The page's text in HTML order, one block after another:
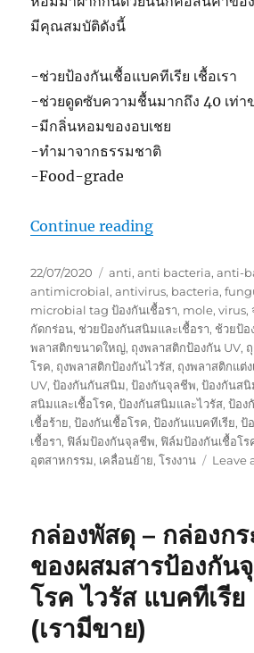
มีคุณสมบัติดังนี้
-ช่วยป้องกันเชื้อแบคทีเรีย เชื้อเรา
-ช่วยดูดซับความชื้นมากถึง 40 เท่า
-มีกลิ่นหอมของอบเชย
-ทำมาจากธรรมชาติ
-Food-grade
Continue reading“เชื้อแบคทีเรีย
Posted
on
22/07/2020 Tags
anti,anti bacteria,anti-
antimicrobial,antivirus, bacteria,
microbial tag ป้องกันเชื้อรา, mole,virus,
กัดกร่อน, ช่วยป้องกันสนิมและเชื้อรา, ช้วยป้อ
พลาสติกขนาดใหญ่, ถุงพลาสติกป้องกัน UV,
โรค, ถุงพลาสติกป้องกันไวรัส, ถุงพลาสติกแต่
UV,ป้องกันกันสนิม,ป้องกันจุลชีพ,ป้องกันส
สนิมและเชื้อโรค,ป้องกันสนิมและไวรัส,ป้อง
เชื้อร้าย,ป้องกันเชื้อโรค,ป้องกันแบคทีเรีย,ป้
เชื้อรา, ฟิล์มป้องกันจุลชีพ, ฟิล์มป้องกันเชื้อโร
อุตสาหกรรม, เคลื่อนย้าย,โรงงาน Leave
กล่องพัสดุ – กล่องก
ของผสมสารป้องกัน
โรค ไวรัส แบคทีเรีย
(เรามีขาย)